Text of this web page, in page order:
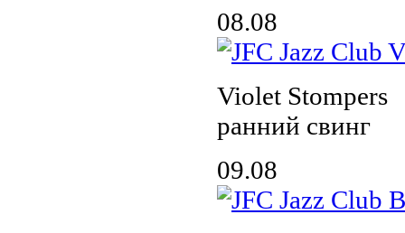
08.08
Violet Stompers
ранний свинг
09.08